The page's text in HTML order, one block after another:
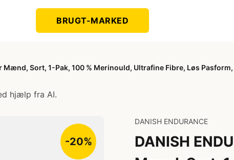
BRUGT-MARKED
Mænd, Sort, 1-Pak, 100 % Merinould, Ultrafine Fibre, Løs Pasform,
hjælp fra AI.
-20%
DANISH ENDURANCE
DANISH